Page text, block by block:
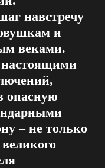
навстречу
и
веками.
настоящими
опасную
– не только